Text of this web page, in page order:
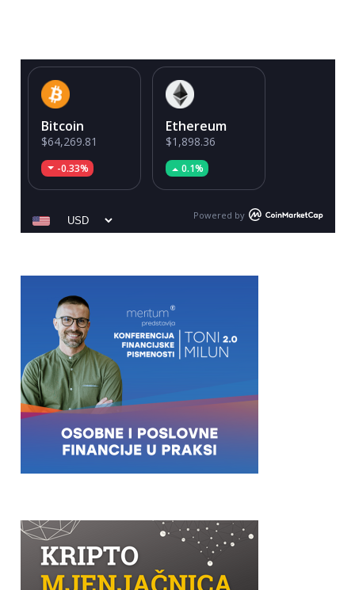
Bitcoin
$64,269.81
-0.33%
Ethereum
$1,898.36
0.1%
Powered by